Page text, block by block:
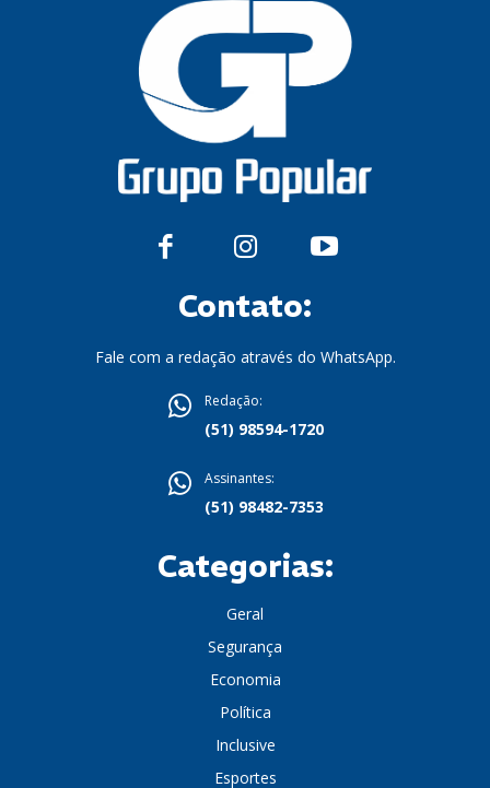
Contato:
Fale com a redação através do WhatsApp.
Redação:
(51) 98594-1720
Assinantes:
(51) 98482-7353
Categorias:
Geral
Segurança
Economia
Política
Inclusive
Esportes